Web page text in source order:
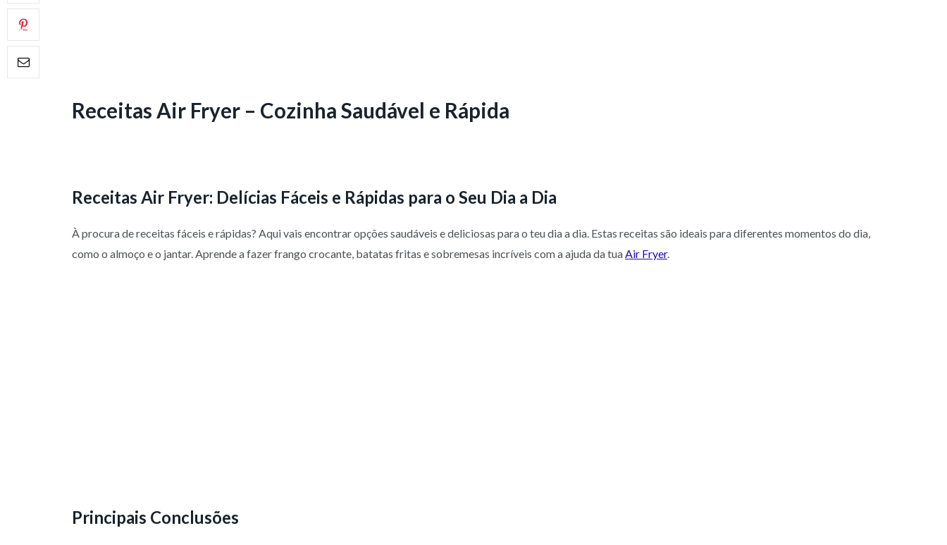
Receitas Air Fryer – Cozinha Saudável e Rápida
Receitas Air Fryer: Delícias Fáceis e Rápidas para o Seu Dia a Dia
À procura de receitas fáceis e rápidas? Aqui vais encontrar opções saudáveis e deliciosas para o teu dia a dia. Estas receitas são ideais para diferentes momentos do dia,
como o almoço e o jantar. Aprende a fazer frango crocante, batatas fritas e sobremesas incríveis com a ajuda da tuaAir Fryer.
Principais Conclusões